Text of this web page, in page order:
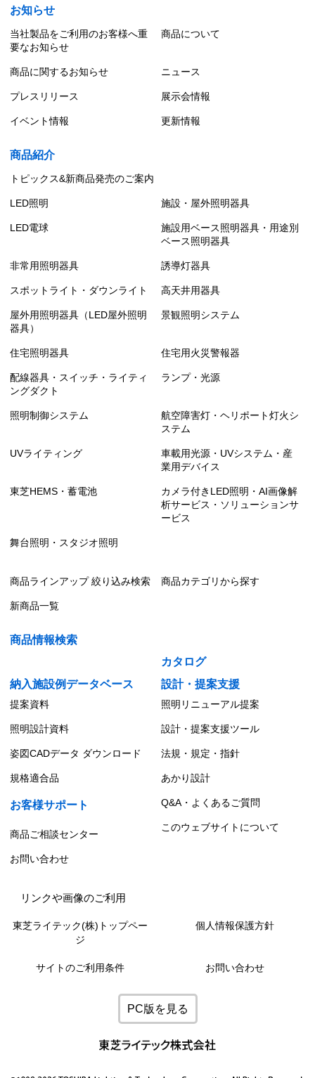
お知らせ
当社製品をご利用のお客様へ重
要なお知らせ
商品について
商品に関するお知らせ ニュース
プレスリリース 展示会情報
イベント情報 更新情報
商品紹介
トピックス&新商品発売のご案内
LED照明 施設・屋外照明器具
LED電球
施設用ベース照明器具・用途別
ベース照明器具
非常用照明器具 誘導灯器具
スポットライト・ダウンライト 高天井用器具
屋外用照明器具（LED屋外照明
器具）
景観照明システム
住宅照明器具 住宅用火災警報器
配線器具・スイッチ・ライティ
ングダクト
ランプ・光源
照明制御システム
航空障害灯・ヘリポート灯火シ
ステム
UVライティング
車載用光源・UVシステム・産
業用デバイス
東芝HEMS・蓄電池
カメラ付きLED照明・AI画像解
析サービス・ソリューションサ
ービス
舞台照明・スタジオ照明
商品ラインアップ 絞り込み検索 商品カテゴリから探す
新商品一覧
商品情報検索
カタログ
納入施設例データベース
設計・提案支援
提案資料 照明リニューアル提案
照明設計資料 設計・提案支援ツール
姿図CADデータ ダウンロード 法規・規定・指針
規格適合品 あかり設計
お客様サポート Q&A・よくあるご質問
商品ご相談センター
このウェブサイトについて
お問い合わせ
リンクや画像のご利用
東芝ライテック(株)トップペー
ジ
個人情報保護方針
サイトのご利用条件 お問い合わせ
PC版を見る